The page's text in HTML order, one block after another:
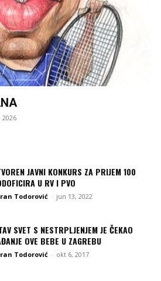
2026
JAVNI KONKURS ZA PRIJEM 100
U RV I PVO
Todorović - jun 13, 2022
SVET S NESTRPLJENJEM JE ČEKAO
OVE BEBE U ZAGREBU
Todorović - okt 6, 2017